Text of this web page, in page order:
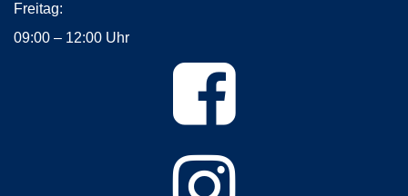
Freitag:
09:00 – 12:00 Uhr